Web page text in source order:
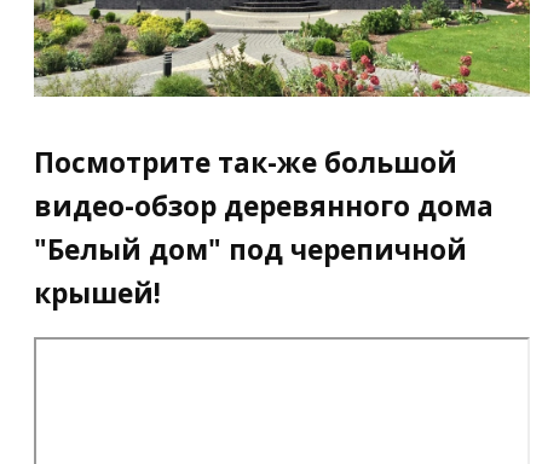
Посмотрите так-же большой
видео-обзор деревянного дома
"Белый дом" под черепичной
крышей!